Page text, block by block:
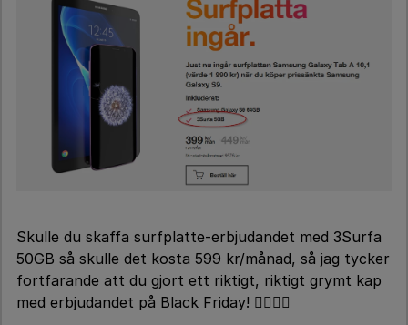
Skulle du skaffa surfplatte-erbjudandet med 3Surfa
50GB så skulle det kosta 599 kr/månad, så jag tycker
fortfarande att du gjort ett riktigt, riktigt grymt kap
med erbjudandet på Black Friday! 👍🏻👌🏻